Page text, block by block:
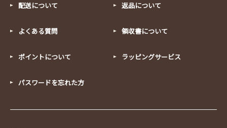
配送について 返品について
よくある質問 領収書について
ポイントについて ラッピングサービス
パスワードを忘れた方